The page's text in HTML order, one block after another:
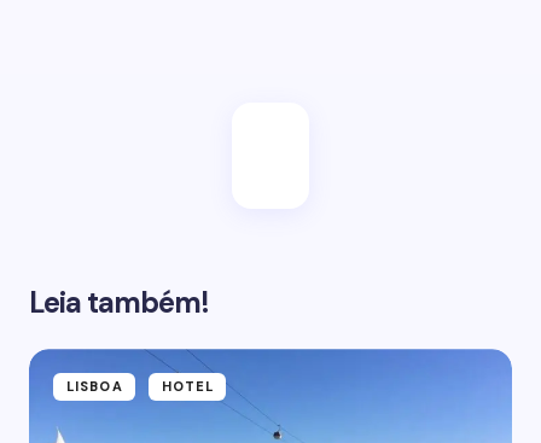
Leia também!
LISBOA HOTEL